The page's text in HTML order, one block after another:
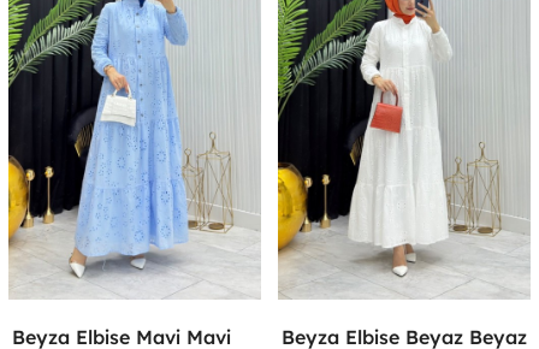
Beyza Elbise Mavi Mavi Beyza Elbise Beyaz Beyaz